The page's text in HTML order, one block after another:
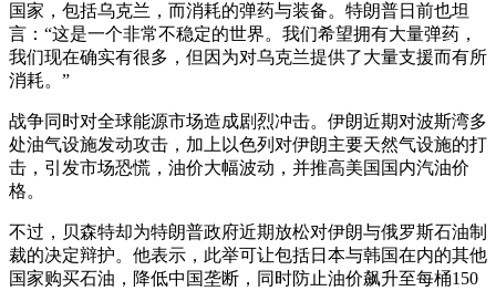
国家，包括乌克兰，而消耗的弹药与装备。特朗普日前也坦
言：“这是一个非常不稳定的世界。我们希望拥有大量弹药，
我们现在确实有很多，但因为对乌克兰提供了大量支援而有所
消耗。”
战争同时对全球能源市场造成剧烈冲击。伊朗近期对波斯湾多
处油气设施发动攻击，加上以色列对伊朗主要天然气设施的打
击，引发市场恐慌，油价大幅波动，并推高美国国内汽油价
格。
不过，贝森特却为特朗普政府近期放松对伊朗与俄罗斯石油制
裁的决定辩护。他表示，此举可让包括日本与韩国在内的其他
国家购买石油，降低中国垄断，同时防止油价飙升至每桶150